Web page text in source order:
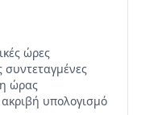
ώρες
συντεταγμένες
ώρας
υπολογισμό